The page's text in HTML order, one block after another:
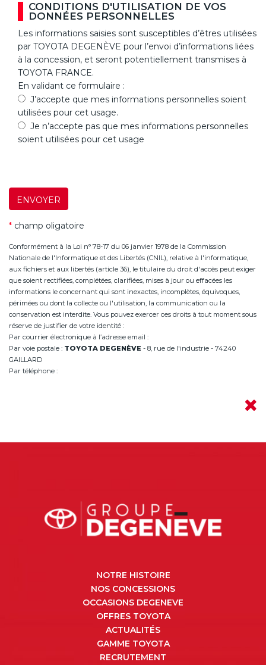
CONDITIONS D'UTILISATION DE VOS
DONNÉES PERSONNELLES
Les informations saisies sont susceptibles d’êtres utilisées
par TOYOTA DEGENÈVE pour l’envoi d’informations liées
à la concession, et seront potentiellement transmises à
TOYOTA FRANCE.
En validant ce formulaire :
J’accepte que mes informations personnelles soient
utilisées pour cet usage.
Je n’accepte pas que mes informations personnelles
soient utilisées pour cet usage
ENVOYER
* champ oligatoire
Conformément à la Loi n° 78-17 du 06 janvier 1978 de la Commission
Nationale de l'Informatique et des Libertés (CNIL), relative à l'informatique,
aux fichiers et aux libertés (article 36), le titulaire du droit d'accès peut exiger
que soient rectifiées, complétées, clarifiées, mises à jour ou effacées les
informations le concernant qui sont inexactes, incomplètes, équivoques,
périmées ou dont la collecte ou l'utilisation, la communication ou la
conservation est interdite. Vous pouvez exercer ces droits à tout moment sous
réserve de justifier de votre identité :
Par courrier électronique à l’adresse email :
Par voie postale : TOYOTA DEGENÈVE - 8, rue de l'industrie - 74240
GAILLARD
Par téléphone :
NOTRE HISTOIRE
NOS CONCESSIONS
OCCASIONS DEGENEVE
OFFRES TOYOTA
ACTUALITÉS
GAMME TOYOTA
RECRUTEMENT